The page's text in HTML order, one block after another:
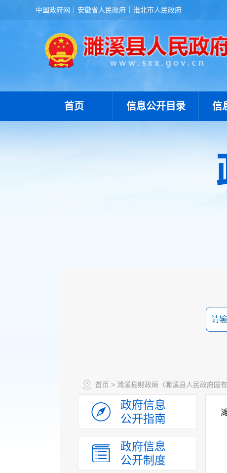
中国政府网 安徽省人民政府 淮北市人民政府
首页 信息公开目录 信
首页 > 濉溪县财政局（濉溪县人民政府国
政府信息
公开指南
政府信息
公开制度